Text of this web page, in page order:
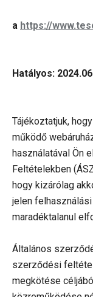
a https://
Hatályos:
Tájékoztatjuk,
működő
használatával Ön
Feltételekben
hogy kizárólag
jelen
maradéktalanul
Általános
szerződési
megkötése